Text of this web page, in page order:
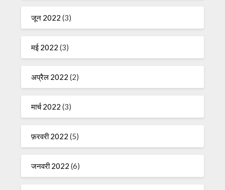
जून 2022 (3)
मई 2022 (3)
अप्रैल 2022 (2)
मार्च 2022 (3)
फ़रवरी 2022 (5)
जनवरी 2022 (6)